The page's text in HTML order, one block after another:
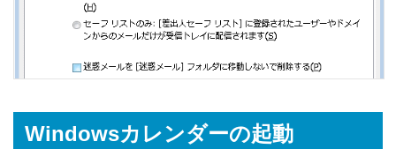
Windowsカレンダーの起動